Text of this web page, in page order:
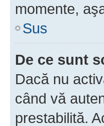
momente,
Sus
De ce sunt
Dacă nu
când vă
prestabilită.